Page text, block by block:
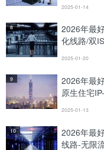
2025-01-14
8
2026年最
化线路/双
2025-01-20
9
2026年最
原生住宅
2025-01-13
10
2026年最
线路-无限